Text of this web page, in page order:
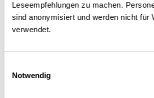
Leseempfehlungen zu machen.
sind anonymisiert und werden nicht für
verwendet.
Notwendig
oder riskieren, dass er mit
kantonalen
gerät. So gilt etwa bei den
deutsche Firma produziert